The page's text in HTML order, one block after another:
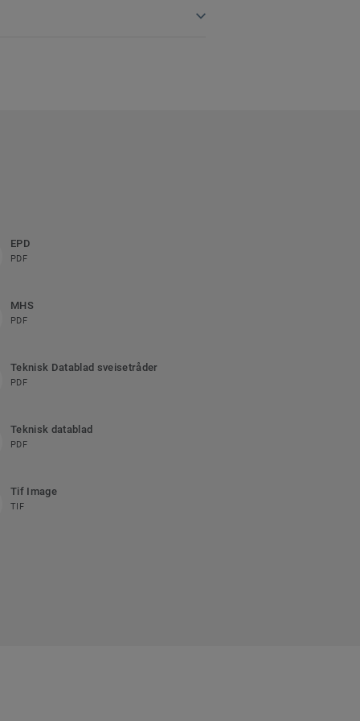
EPD
PDF
MHS
PDF
Teknisk Datablad sveisetråder
PDF
Teknisk datablad
PDF
Tif Image
TIF